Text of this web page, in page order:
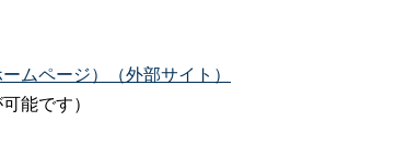
ムページ）（外部サイト）
能です）